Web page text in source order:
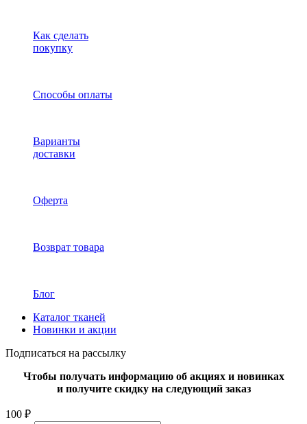
Как сделать
покупку
Способы оплаты
Варианты
доставки
Оферта
Возврат товара
Блог
Каталог тканей
Новинки и акции
Подписаться на рассылку
Чтобы получать информацию об акциях и новинках
и получите скидку на следующий заказ
100 ₽